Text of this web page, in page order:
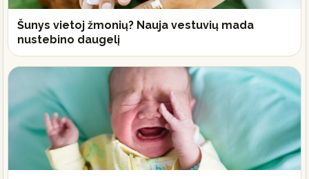
Šunys vietoj žmonių? Nauja vestuvių mada
nustebino daugelį